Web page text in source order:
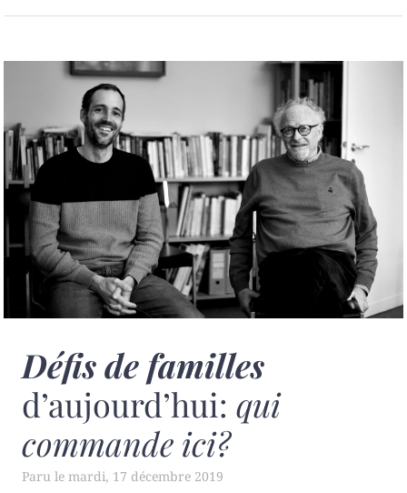
Défis de familles
d’aujourd’hui: qui
commande ici?
mardi, 17 décembre 2019